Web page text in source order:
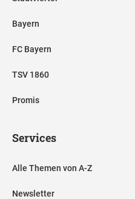
Bayern
FC Bayern
TSV 1860
Promis
Services
Alle Themen von A-Z
Newsletter